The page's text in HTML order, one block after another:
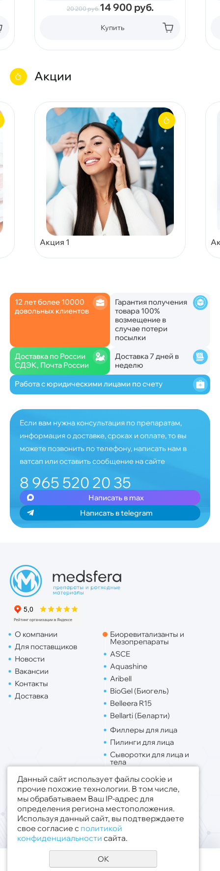
20 200руб.14 900 руб.
Купить
Акции
Акция 1
12 лет более 10000
довольных клиентов
Гарантия получения
товара 100%
возмещение в
случае потери
посылки
Доставка по России
СДЭК, Почта России
Доставка 7 дней в
неделю
Работа с юридическими лицами по счету
Если вам нужна консультация по препаратам,
информация о доставке, сроках и оплате, то вы
можете позвонить по телефону, написать нам в
ватсап или оставить сообщение на сайте
8 965 520 20 35
Написать в max
Написать в telegram
О компании
Для поставщиков
Новости
Вакансии
Контакты
Доставка
Биоревитализанты и
Мезопрепараты
ASCE
Aquashine
Aribell
BioGel (Биогель)
Belleera R15
Bellarti (Беларти)
Филлеры для лица
Пилинги для лица
Сыворотки для лица и
тела
Липо. для лица
Липо. для тела
Публичная оферта
Политика конфиденциальности
© 2019 - 2026 ООО «Медсфера Трейд»
Все права защищены
Данный сайт использует файлы cookie и
прочие похожие технологии. В том числе,
мы обрабатываем Ваш IP-адрес для
определения региона местоположения.
Используя данный сайт, вы подтверждаете
свое согласие с политикой
конфиденциальности сайта.
OK